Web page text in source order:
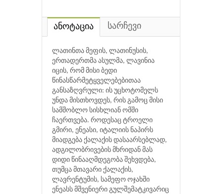
ანოტაცია სარჩევი
ლათინთა მეფის, ლათინუსის,
ერთადერთმა ასულმა, ლავინია
იცის, რომ მისი ბედი
წინასწარმეტყველებებითაა
განსაზღვრული: ის უცხოტომელს
უნდა მისთხოვდეს, რის გამოც მისი
სამშობლო სისხლიან ომში
ჩაერთვება. როდესაც ტროელი
გმირი, ენეასი, იტალიის ნაპირს
მიადგება ქალაქის დასაარსებლად,
ადგილობრივების მხრიდან მას
დიდი წინააღმდეგობა შეხვდება,
თუმცა მთავარი ქალაქის,
ლავრენტუმის, სამეფო ოჯახში
ენეასს მშვენიერი გულშემატკივარიც